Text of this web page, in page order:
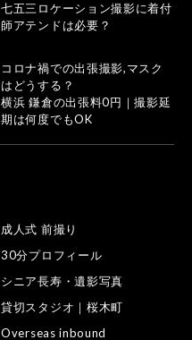
七五三ロケーション撮影に着付
師アテンドは必要？
コロナ禍での出張撮影,マスク
はどうする？
横浜 鎌倉の出張料0円｜撮影延
期は何度でもOK
成人式 前撮り
30分プロフィール
シニア長寿・遺影写真
貸切スタジオ｜桜木町
Overseas inbound